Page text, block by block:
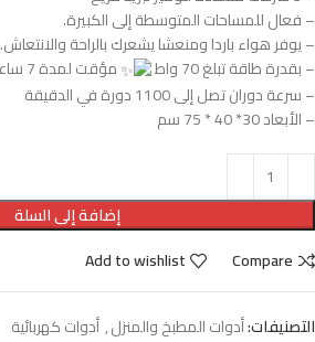
– فعال للمساحات المتوسطة إلى الكبيرة.
– يوفر هواء باردا ومنعشا يشعرك بالراحة والانتعاش.
– بقدرة طاقة تبلغ 70 واط
مؤقت لمدة 7 ساعات
– سرعة دوران تصل إلى 1100 دورة في الدقيقة
– الأبعاد 30* 40 * 75 سم
إضافة إلى السلة
Compare
Add to wishlist
التصنيفات:أدوات المطبخ والمنزل,أدوات كهربائية